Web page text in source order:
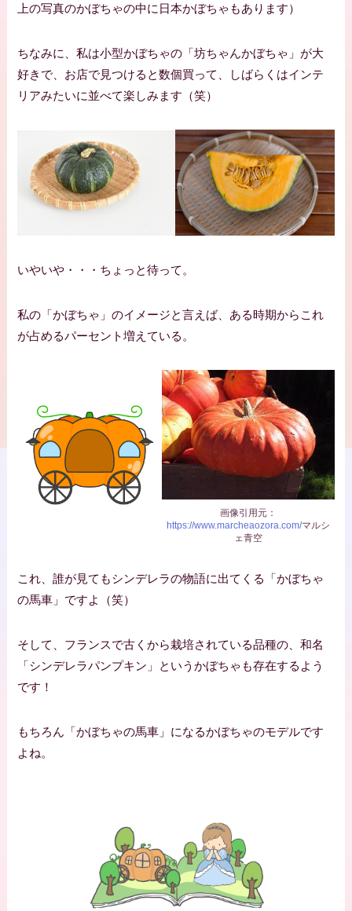
上の写真のかぼちゃの中に日本かぼちゃもあります）
ちなみに、私は小型かぼちゃの「坊ちゃんかぼちゃ」が大
好きで、お店で見つけると数個買って、しばらくはインテ
リアみたいに並べて楽しみます（笑）
いやいや・・・ちょっと待って。
私の「かぼちゃ」のイメージと言えば、ある時期からこれ
が占めるパーセント増えている。
画像引用元：
https://www.marcheaozora.com/マルシ
ェ青空
これ、誰が見てもシンデレラの物語に出てくる「かぼちゃ
の馬車」ですよ（笑）
そして、フランスで古くから栽培されている品種の、和名
「シンデレラパンプキン」というかぼちゃも存在するよう
です！
もちろん「かぼちゃの馬車」になるかぼちゃのモデルです
よね。